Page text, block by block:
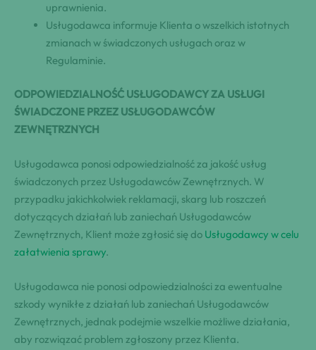
uprawnienia.
Usługodawca informuje Klienta o wszelkich istotnych
zmianach w świadczonych usługach oraz w
Regulaminie.
ODPOWIEDZIALNOŚĆ USŁUGODAWCY ZA USŁUGI
ŚWIADCZONE PRZEZ USŁUGODAWCÓW
ZEWNĘTRZNYCH
Usługodawca ponosi odpowiedzialność za jakość usług
świadczonych przez Usługodawców Zewnętrznych. W
przypadku jakichkolwiek reklamacji, skarg lub roszczeń
dotyczących działań lub zaniechań Usługodawców
Zewnętrznych, Klient może zgłosić się do Usługodawcy w celu
załatwienia sprawy.
Usługodawca nie ponosi odpowiedzialności za ewentualne
szkody wynikłe z działań lub zaniechań Usługodawców
Zewnętrznych, jednak podejmie wszelkie możliwe działania,
aby rozwiązać problem zgłoszony przez Klienta.